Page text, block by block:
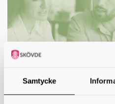
Samtycke
Behovsinventering